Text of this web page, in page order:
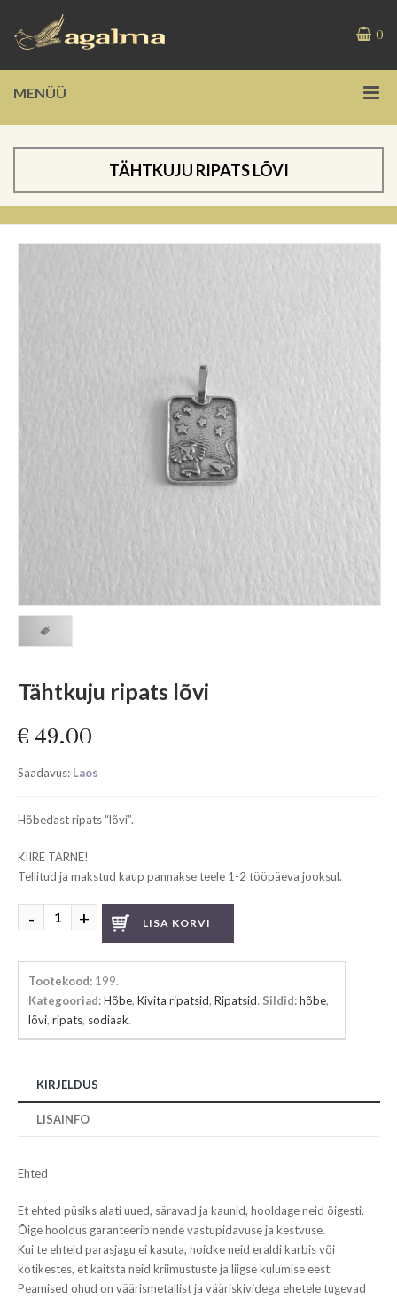
0
MENÜÜ
TÄHTKUJU RIPATS LÕVI
Tähtkuju ripats lõvi
€ 49.00
Saadavus: Laos
Hõbedast ripats “lõvi”.
KIIRE TARNE!
Tellitud ja makstud kaup pannakse teele 1-2 tööpäeva jooksul.
Tähtkuju
ripats
LISA KORVI
Tootekood: 199.
Kategooriad:Hõbe, Kivita ripatsid, Ripatsid. Sildid:hõbe,
lõvi, ripats, sodiaak.
KIRJELDUS
LISAINFO
Ehted
Et ehted püsiks alati uued, säravad ja kaunid, hooldage neid õigesti.
Õige hooldus garanteerib nende vastupidavuse ja kestvuse.
Kui te ehteid parasjagu ei kasuta, hoidke neid eraldi karbis või
kotikestes, et kaitsta neid kriimustuste ja liigse kulumise eest.
Peamised ohud on väärismetallist ja vääriskividega ehetele tugevad